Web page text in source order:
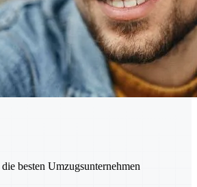
besten Umzugsunternehmen